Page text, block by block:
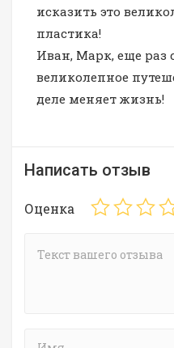
исказить это
пластика!
Иван, Марк, еще раз
великолепное
деле меняет жизнь!
Написать отзыв
Оценка